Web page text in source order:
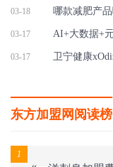
03-18
03-17
03-17
东方加盟网阅读榜
1